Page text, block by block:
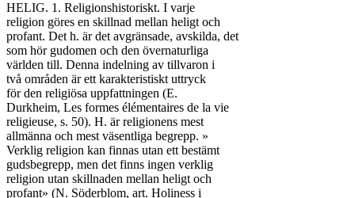
HELIG. 1. Religionshistoriskt. I varje
religion göres en skillnad mellan heligt och
profant. Det h. är det avgränsade, avskilda, det
som hör gudomen och den övernaturliga
världen till. Denna indelning av tillvaron i
två områden är ett karakteristiskt uttryck
för den religiösa uppfattningen (E.
Durkheim, Les formes élémentaires de la vie
religieuse, s. 50). H. är religionens mest
allmänna och mest väsentliga begrepp. »
Verklig religion kan finnas utan ett bestämt
gudsbegrepp, men det finns ingen verklig
religion utan skillnaden mellan heligt och
profant» (N. Söderblom, art. Holiness i